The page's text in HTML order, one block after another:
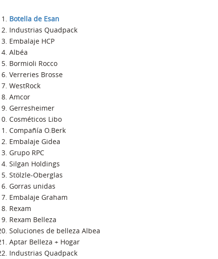
Botella de Esan
Industrias Quadpack
Embalaje HCP
Albéa
Bormioli Rocco
Verreries Brosse
WestRock
Amcor
Gerresheimer
Cosméticos Libo
Compañía O.Berk
Embalaje Gidea
Grupo RPC
Silgan Holdings
Stölzle-Oberglas
Gorras unidas
Embalaje Graham
Rexam
Rexam Belleza
Soluciones de belleza Albea
Aptar Belleza + Hogar
Industrias Quadpack